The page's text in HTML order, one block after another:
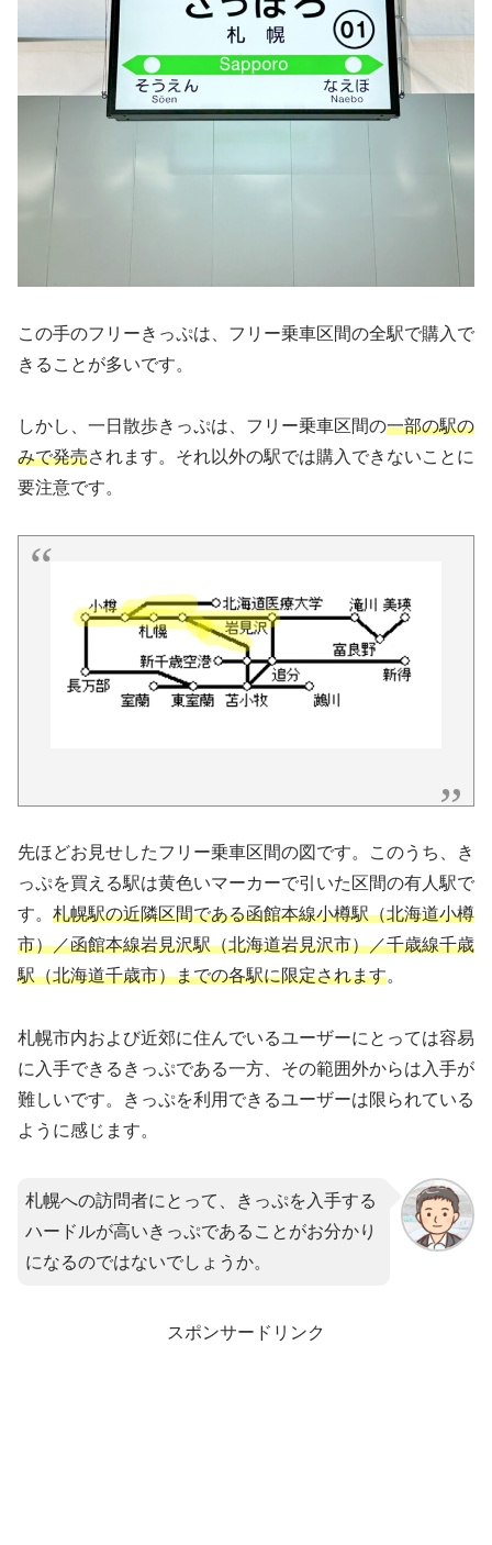
この手のフリーきっぷは、フリー乗車区間の全駅で購入で
きることが多いです。
しかし、一日散歩きっぷは、フリー乗車区間の一部の駅の
みで発売されます。それ以外の駅では購入できないことに
要注意です。
先ほどお見せしたフリー乗車区間の図です。このうち、き
っぷを買える駅は黄色いマーカーで引いた区間の有人駅で
す。 札幌駅の近隣区間である函館本線小樽駅（北海道小樽
市）／函館本線岩見沢駅（北海道岩見沢市）／千歳線千歳
駅（北海道千歳市）までの各駅に限定されます。
札幌市内および近郊に住んでいるユーザーにとっては容易
に入手できるきっぷである一方、その範囲外からは入手が
難しいです。きっぷを利用できるユーザーは限られている
ように感じます。
札幌への訪問者にとって、きっぷを入手する
ハードルが高いきっぷであることがお分かり
になるのではないでしょうか。
スポンサードリンク